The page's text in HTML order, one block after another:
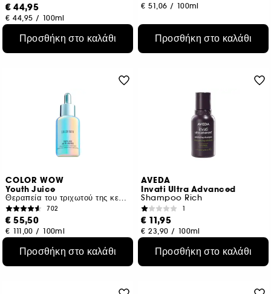
€ 44,95
€ 44,95 / 100ml
Προσθήκη στο καλάθι
€ 51,06 / 100ml
Προσθήκη στο καλάθι
COLOR WOW
Youth Juice
Θεραπεία του τριχωτού της κεφαλής με κολλαγόνο
702
€ 55,50
€ 111,00 / 100ml
Προσθήκη στο καλάθι
AVEDA
Invati Ultra Advanced
Shampoo Rich
1
€ 11,95
€ 23,90 / 100ml
Προσθήκη στο καλάθι